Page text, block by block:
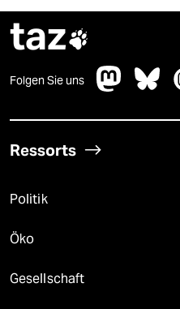
taz
Folgen Sie uns
Ressorts
Politik
Öko
Gesellschaft